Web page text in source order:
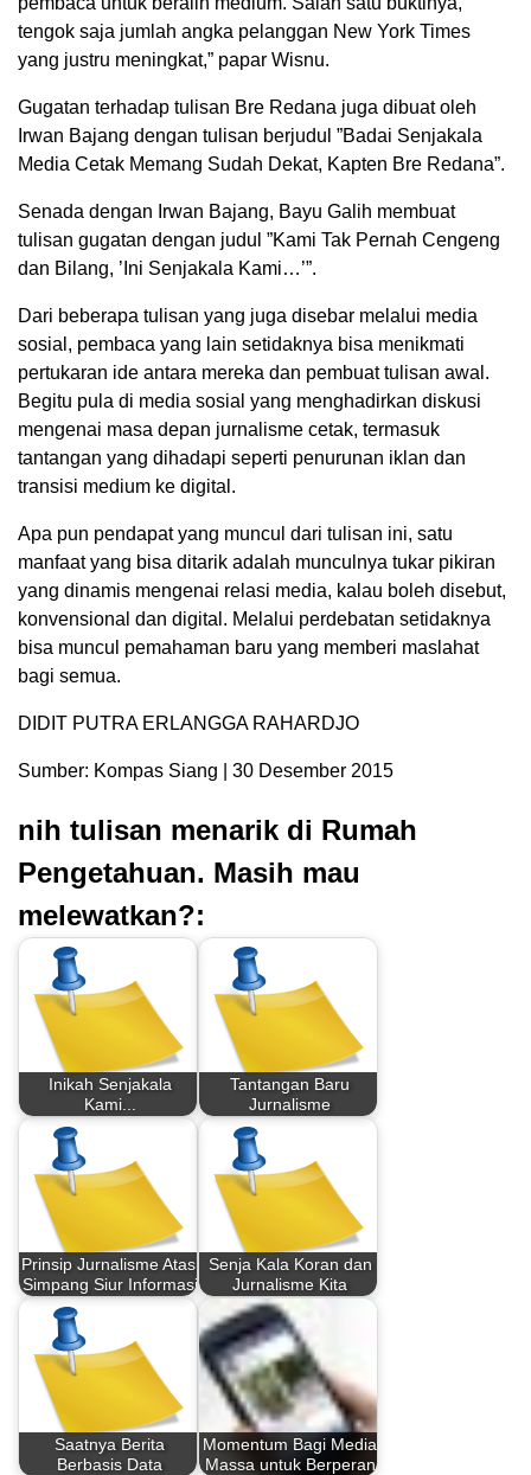
tengok saja jumlah angka pelanggan New York Times
yang justru meningkat,” papar Wisnu.
Gugatan terhadap tulisan Bre Redana juga dibuat oleh
Irwan Bajang dengan tulisan berjudul ”Badai Senjakala
Media Cetak Memang Sudah Dekat, Kapten Bre Redana”.
Senada dengan Irwan Bajang, Bayu Galih membuat
tulisan gugatan dengan judul ”Kami Tak Pernah Cengeng
dan Bilang, ’Ini Senjakala Kami…’”.
Dari beberapa tulisan yang juga disebar melalui media
sosial, pembaca yang lain setidaknya bisa menikmati
pertukaran ide antara mereka dan pembuat tulisan awal.
Begitu pula di media sosial yang menghadirkan diskusi
mengenai masa depan jurnalisme cetak, termasuk
tantangan yang dihadapi seperti penurunan iklan dan
transisi medium ke digital.
Apa pun pendapat yang muncul dari tulisan ini, satu
manfaat yang bisa ditarik adalah munculnya tukar pikiran
yang dinamis mengenai relasi media, kalau boleh disebut,
konvensional dan digital. Melalui perdebatan setidaknya
bisa muncul pemahaman baru yang memberi maslahat
bagi semua.
DIDIT PUTRA ERLANGGA RAHARDJO
Sumber: Kompas Siang | 30 Desember 2015
nih tulisan menarik di Rumah
Pengetahuan. Masih mau
melewatkan?:
Inikah Senjakala
Kami...
Tantangan Baru
Jurnalisme
Prinsip Jurnalisme Atasi
Simpang Siur Informasi
Senja Kala Koran dan
Jurnalisme Kita
Saatnya Berita
Berbasis Data
Momentum Bagi Media
Massa untuk Berperan